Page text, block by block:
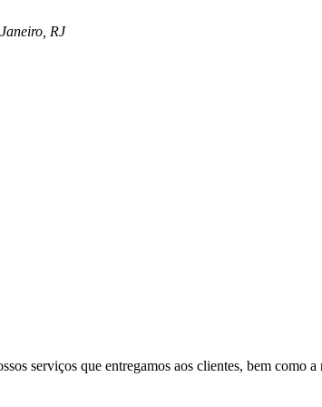
RJ
serviços que entregamos aos clientes, bem como